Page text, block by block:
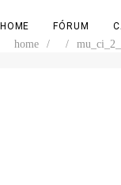
HOME FÓRUM
home / /